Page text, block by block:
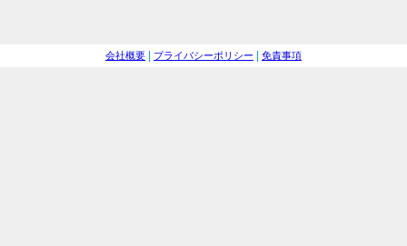
会社概要 プライバシーポリシー 免責事項